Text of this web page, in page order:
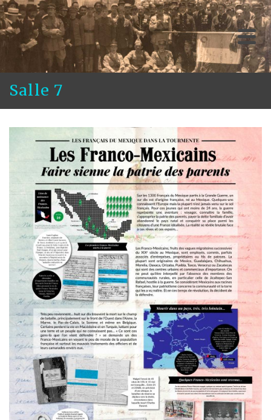
Salle 7